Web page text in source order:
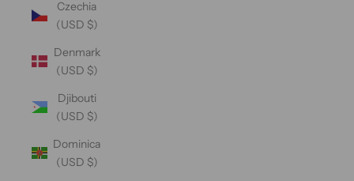
Czechia
(USD $)
Denmark
(USD $)
Djibouti
(USD $)
Dominica
(USD $)